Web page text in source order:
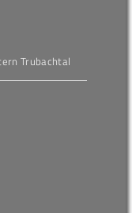
Trubachtal